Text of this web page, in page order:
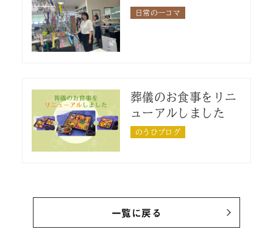
日常の一コマ
葬儀のお食事をリニ
ューアルしました
のうひブログ
一覧に戻る